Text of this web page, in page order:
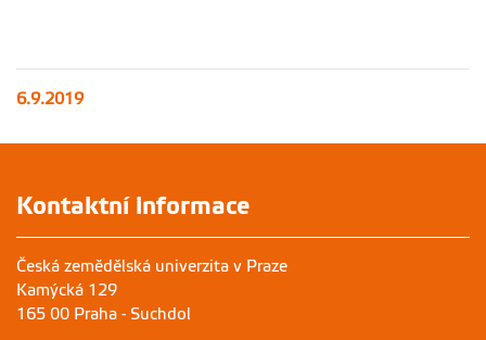
6.9.2019
Kontaktní informace
Česká zemědělská univerzita v Praze
Kamýcká 129
165 00 Praha - Suchdol